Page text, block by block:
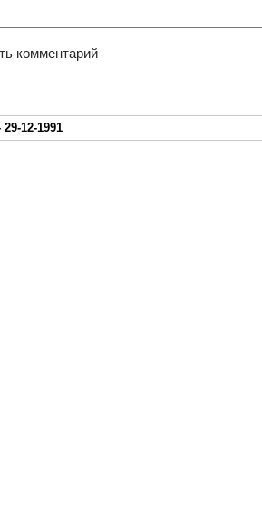
комментарий
12-1991